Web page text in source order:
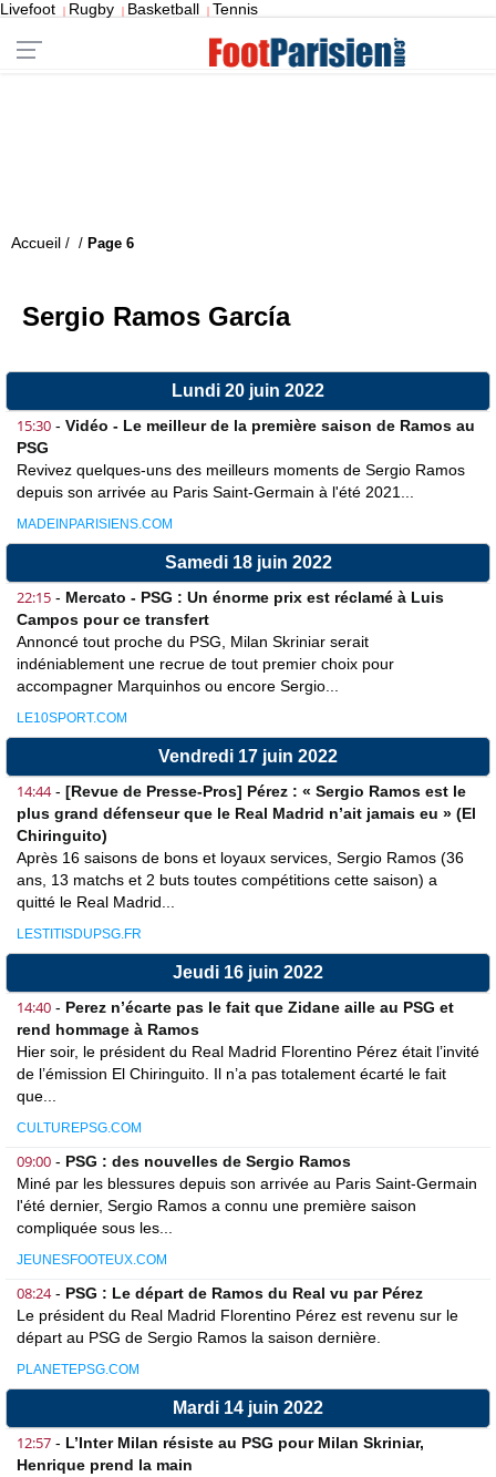
Livefoot | Rugby | Basketball | Tennis
Accueil / / Page 6
Sergio Ramos García
Lundi 20 juin 2022
15:30 - Vidéo - Le meilleur de la première saison de Ramos au
PSG
Revivez quelques-uns des meilleurs moments de Sergio Ramos
depuis son arrivée au Paris Saint-Germain à l'été 2021...
MADEINPARISIENS.COM
Samedi 18 juin 2022
22:15 - Mercato - PSG : Un énorme prix est réclamé à Luis
Campos pour ce transfert
Annoncé tout proche du PSG, Milan Skriniar serait
indéniablement une recrue de tout premier choix pour
accompagner Marquinhos ou encore Sergio...
LE10SPORT.COM
Vendredi 17 juin 2022
14:44- [Revue de Presse-Pros] Pérez : « Sergio Ramos est le
plus grand défenseur que le Real Madrid n’ait jamais eu » (El
Chiringuito)
Après 16 saisons de bons et loyaux services, Sergio Ramos (36
ans, 13 matchs et 2 buts toutes compétitions cette saison) a
quitté le Real Madrid...
LESTITISDUPSG.FR
Jeudi 16 juin 2022
14:40 - Perez n’écarte pas le fait que Zidane aille au PSG et
rend hommage à Ramos
Hier soir, le président du Real Madrid Florentino Pérez était l’invité
de l’émission El Chiringuito. Il n’a pas totalement écarté le fait
que...
CULTUREPSG.COM
09:00 - PSG : des nouvelles de Sergio Ramos
Miné par les blessures depuis son arrivée au Paris Saint-Germain
l'été dernier, Sergio Ramos a connu une première saison
compliquée sous les...
JEUNESFOOTEUX.COM
08:24- PSG : Le départ de Ramos du Real vu par Pérez
Le président du Real Madrid Florentino Pérez est revenu sur le
départ au PSG de Sergio Ramos la saison dernière.
PLANETEPSG.COM
Mardi 14 juin 2022
12:57 - L’Inter Milan résiste au PSG pour Milan Skriniar,
Henrique prend la main